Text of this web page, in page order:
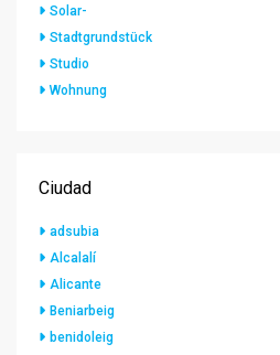
Solar-
Stadtgrundstück
Studio
Wohnung
Ciudad
adsubia
Alcalalí
Alicante
Beniarbeig
benidoleig